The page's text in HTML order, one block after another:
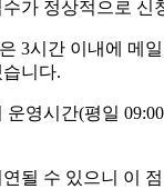
가 정상적으로 신
3시간 이내에 메
니다.
영시간(평일 09:00
될 수 있으니 이